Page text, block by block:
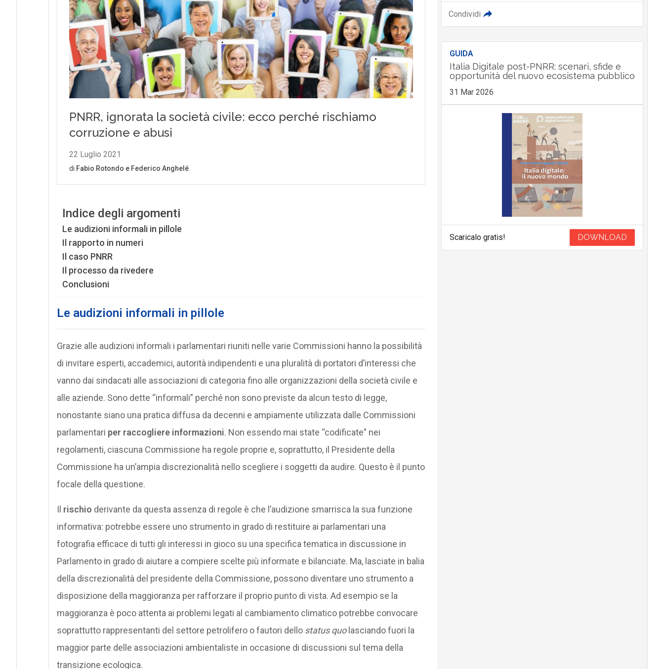
Indice degli argomenti
Le audizioni informali in pillole
Il rapporto in numeri
Il caso PNRR
Il processo da rivedere
Conclusioni
Le audizioni informali in pillole
Grazie alle audizioni informali i parlamentari riuniti nelle varie Commissioni hanno la possibilità
di invitare esperti, accademici, autorità indipendenti e una pluralità di portatori d’interessi che
vanno dai sindacati alle associazioni di categoria fino alle organizzazioni della società civile e
alle aziende. Sono dette “informali” perché non sono previste da alcun testo di legge,
nonostante siano una pratica diffusa da decenni e ampiamente utilizzata dalle Commissioni
parlamentari per raccogliere informazioni. Non essendo mai state “codificate” nei
regolamenti, ciascuna Commissione ha regole proprie e, soprattutto, il Presidente della
Commissione ha un’ampia discrezionalità nello scegliere i soggetti da audire. Questo è il punto
focale della questione.
Il rischio derivante da questa assenza di regole è che l’audizione smarrisca la sua funzione
informativa: potrebbe essere uno strumento in grado di restituire ai parlamentari una
fotografia efficace di tutti gli interessi in gioco su una specifica tematica in discussione in
Parlamento in grado di aiutare a compiere scelte più informate e bilanciate. Ma, lasciate in balia
della discrezionalità del presidente della Commissione, possono diventare uno strumento a
disposizione della maggioranza per rafforzare il proprio punto di vista. Ad esempio se la
maggioranza è poco attenta ai problemi legati al cambiamento climatico potrebbe convocare
soprattutto rappresentanti del settore petrolifero o fautori dello status quolasciando fuori la
maggior parte delle associazioni ambientaliste in occasione di discussioni sul tema della
transizione ecologica.
Condividi
GUIDA
Italia Digitale post-PNRR: scenari, sfide e
opportunità del nuovo ecosistema pubblico
31 Mar 2026
Scaricalo gratis! DOWNLOAD